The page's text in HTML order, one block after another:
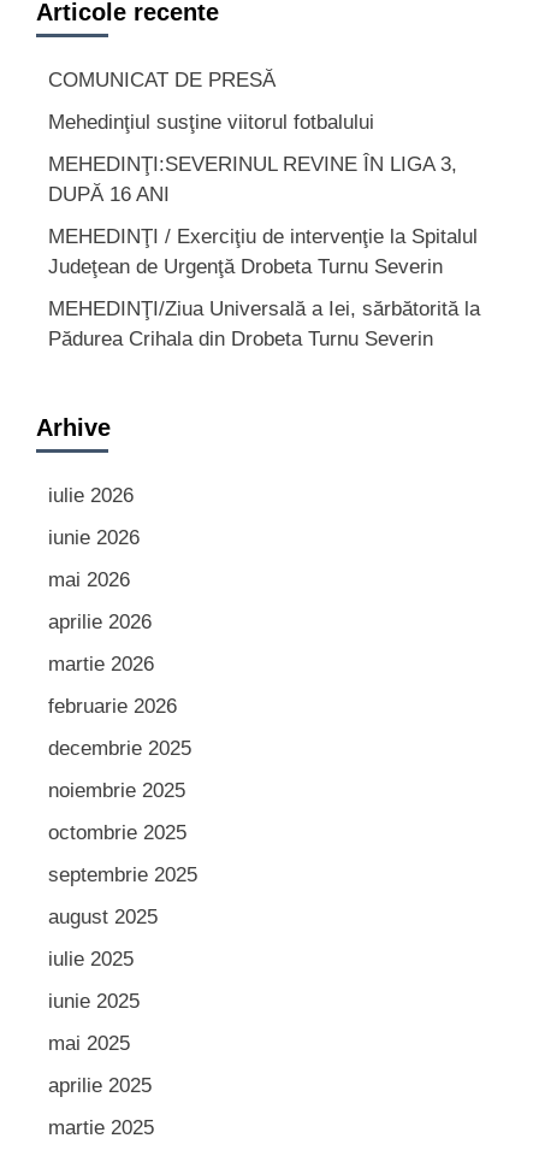
Articole recente
COMUNICAT DE PRESĂ
Mehedinţiul susţine viitorul fotbalului
MEHEDINŢI:SEVERINUL REVINE ÎN LIGA 3,
DUPĂ 16 ANI
MEHEDINŢI / Exerciţiu de intervenţie la Spitalul
Judeţean de Urgenţă Drobeta Turnu Severin
MEHEDINŢI/Ziua Universală a Iei, sărbătorită la
Pădurea Crihala din Drobeta Turnu Severin
Arhive
iulie 2026
iunie 2026
mai 2026
aprilie 2026
martie 2026
februarie 2026
decembrie 2025
noiembrie 2025
octombrie 2025
septembrie 2025
august 2025
iulie 2025
iunie 2025
mai 2025
aprilie 2025
martie 2025